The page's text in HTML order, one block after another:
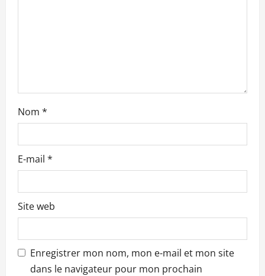
i
c
e
Nom *
E-mail *
Site web
Enregistrer mon nom, mon e-mail et mon site
dans le navigateur pour mon prochain